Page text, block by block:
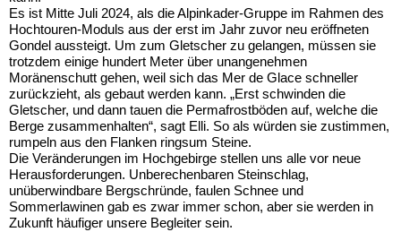
Es ist Mitte Juli 2024, als die Alpinkader-Gruppe im Rahmen des
Hochtouren-Moduls aus der erst im Jahr zuvor neu eröffneten
Gondel aussteigt. Um zum Gletscher zu gelangen, müssen sie
trotzdem einige hundert Meter über unangenehmen
Moränenschutt gehen, weil sich das Mer de Glace schneller
zurückzieht, als gebaut werden kann. „Erst schwinden die
Gletscher, und dann tauen die Permafrostböden auf, welche die
Berge zusammenhalten“, sagt Elli. So als würden sie zustimmen,
rumpeln aus den Flanken ringsum Steine.
Die Veränderungen im Hochgebirge stellen uns alle vor neue
Herausforderungen. Unberechenbaren Steinschlag,
unüberwindbare Bergschründe, faulen Schnee und
Sommerlawinen gab es zwar immer schon, aber sie werden in
Zukunft häufiger unsere Begleiter sein.